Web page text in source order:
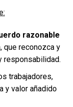
:
razonable
que reconozca y
responsabilidad.
trabajadores,
y valor añadido